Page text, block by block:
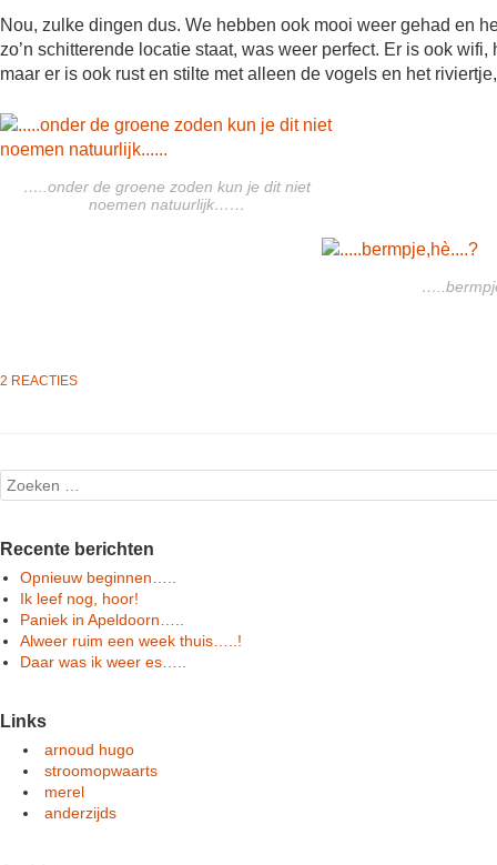
Nou, zulke dingen dus. We hebben ook mooi weer gehad en
zo’n schitterende locatie staat, was weer perfect. Er is ook
maar er is ook rust en stilte met alleen de vogels en het
…..onder de groene zoden kun je dit niet
noemen natuurlijk……
2 REACTIES
Post navigation
Search
Recente berichten
Opnieuw beginnen…..
Ik leef nog, hoor!
Paniek in Apeldoorn…..
Alweer ruim een week thuis…..!
Daar was ik weer es…..
Links
arnoud hugo
stroomopwaarts
merel
anderzijds